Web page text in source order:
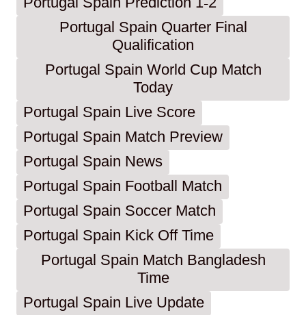
Portugal Spain Quarter Final
Qualification
Portugal Spain World Cup Match
Today
Portugal Spain Live Score
Portugal Spain Match Preview
Portugal Spain News
Portugal Spain Football Match
Portugal Spain Soccer Match
Portugal Spain Kick Off Time
Portugal Spain Match Bangladesh
Time
Portugal Spain Live Update